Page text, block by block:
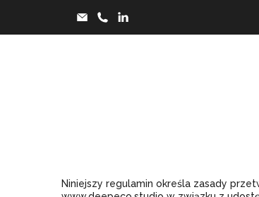
Niniejszy regulamin określa zasady